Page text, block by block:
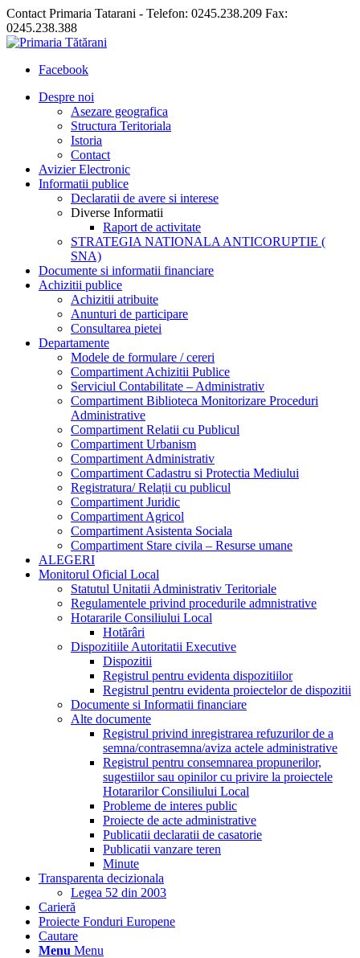
Contact Primaria Tatarani - Telefon: 0245.238.209 Fax:
0245.238.388
Facebook
Despre noi
Asezare geografica
Structura Teritoriala
Istoria
Contact
Avizier Electronic
Informatii publice
Declaratii de avere si interese
Diverse Informatii
Raport de activitate
STRATEGIA NATIONALA ANTICORUPTIE (
SNA)
Documente si informatii financiare
Achizitii publice
Achizitii atribuite
Anunturi de participare
Consultarea pietei
Departamente
Modele de formulare / cereri
Compartiment Achizitii Publice
Serviciul Contabilitate – Administrativ
Compartiment Biblioteca Monitorizare Proceduri
Administrative
Compartiment Relatii cu Publicul
Compartiment Urbanism
Compartiment Administrativ
Compartiment Cadastru si Protectia Mediului
Registratura/ Relații cu publicul
Compartiment Juridic
Compartiment Agricol
Compartiment Asistenta Sociala
Compartiment Stare civila – Resurse umane
ALEGERI
Monitorul Oficial Local
Statutul Unitatii Administrativ Teritoriale
Regulamentele privind procedurile admnistrative
Hotararile Consiliului Local
Hotărâri
Dispozitiile Autoritatii Executive
Dispozitii
Registrul pentru evidenta dispozitiilor
Registrul pentru evidenta proiectelor de dispozitii
Documente si Informatii financiare
Alte documente
Registrul privind inregistrarea refuzurilor de a
semna/contrasemna/aviza actele administrative
Registrul pentru consemnarea propunerilor,
sugestiilor sau opinilor cu privire la proiectele
Hotararilor Consiliului Local
Probleme de interes public
Proiecte de acte administrative
Publicatii declaratii de casatorie
Publicatii vanzare teren
Minute
Transparenta decizionala
Legea 52 din 2003
Carieră
Proiecte Fonduri Europene
Cautare
Menu Menu